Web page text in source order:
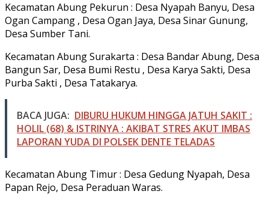
Kecamatan Abung Pekurun : Desa Nyapah Banyu, Desa
Ogan Campang , Desa Ogan Jaya, Desa Sinar Gunung,
Desa Sumber Tani.
Kecamatan Abung Surakarta : Desa Bandar Abung, Desa
Bangun Sar, Desa Bumi Restu , Desa Karya Sakti, Desa
Purba Sakti , Desa Tatakarya.
BACA JUGA: DIBURU HUKUM HINGGA JATUH SAKIT :
HOLIL (68) & ISTRINYA : AKIBAT STRES AKUT IMBAS
LAPORAN YUDA DI POLSEK DENTE TELADAS
Kecamatan Abung Timur : Desa Gedung Nyapah, Desa
Papan Rejo, Desa Peraduan Waras.